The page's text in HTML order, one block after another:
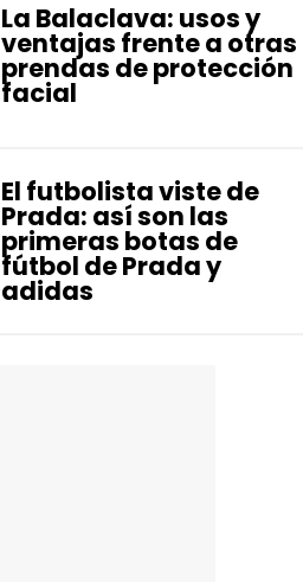
La Balaclava: usos y
ventajas frente a otras
prendas de protección
facial
El futbolista viste de
Prada: así son las
primeras botas de
fútbol de Prada y
adidas